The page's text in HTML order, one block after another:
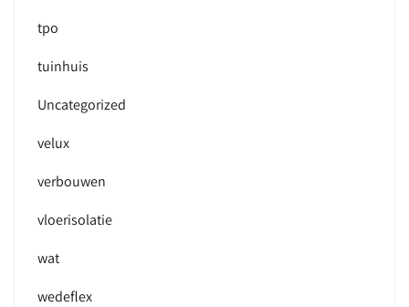
tpo
tuinhuis
Uncategorized
velux
verbouwen
vloerisolatie
wat
wedeflex